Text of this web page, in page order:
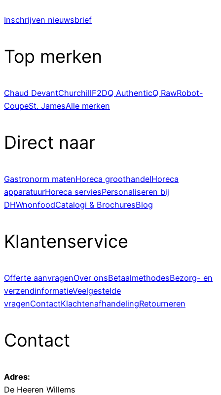
Inschrijven nieuwsbrief
Top merken
Chaud DevantChurchillF2DQ AuthenticQ RawRobot-
CoupeSt. JamesAlle merken
Direct naar
Gastronorm matenHoreca groothandelHoreca
apparatuurHoreca serviesPersonaliseren bij
DHWnonfoodCatalogi & BrochuresBlog
Klantenservice
Offerte aanvragenOver onsBetaalmethodesBezorg- en
verzendinformatieVeelgestelde
vragenContactKlachtenafhandelingRetourneren
Contact
Adres:
De Heeren Willems